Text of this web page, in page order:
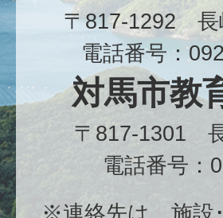
〒817-1292
電話番号：
対馬市教
〒817-1301
電話番号：
※連絡先は、施設